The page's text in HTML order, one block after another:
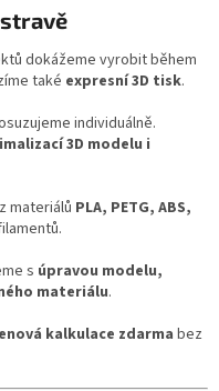
dokážeme vyrobit během
také expresní 3D tisk.
individuálně.
3D modelu i
materiálů PLA, PETG, ABS,
s úpravou modelu,
materiálu.
kalkulace zdarmabez